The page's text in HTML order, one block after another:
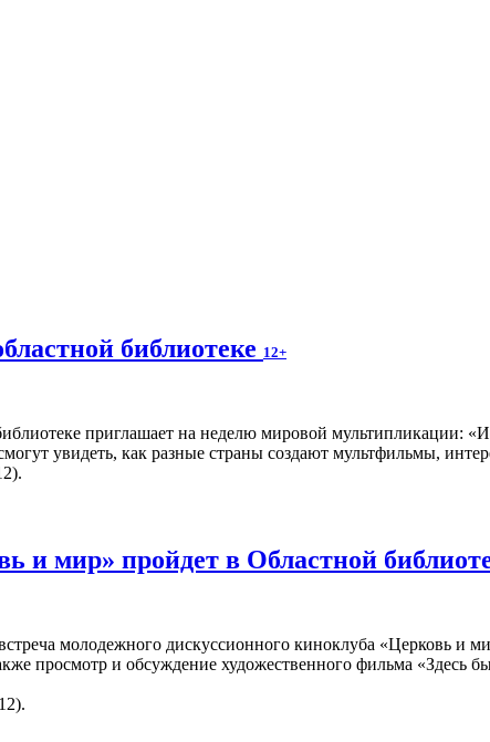
библиотеке 12+
приглашает на неделю мировой мультипликации:
увидеть, как разные страны создают мультфильмы,
и мир» пройдет в Областной
молодежного дискуссионного киноклуба «Церковь и
просмотр и обсуждение художественного фильма «Здесь